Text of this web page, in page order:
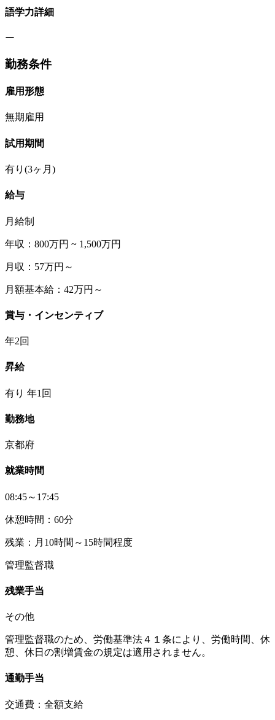
語学力詳細
ー
勤務条件
雇用形態
無期雇用
試用期間
有り(3ヶ月)
給与
月給制
年収：800万円 ~ 1,500万円
月収：57万円～
月額基本給：42万円～
賞与・インセンティブ
年2回
昇給
有り 年1回
勤務地
京都府
就業時間
08:45～17:45
休憩時間：60分
残業：月10時間～15時間程度
管理監督職
残業手当
その他
管理監督職のため、労働基準法４１条により、労働時間、休
憩、休日の割増賃金の規定は適用されません。
通勤手当
交通費：全額支給